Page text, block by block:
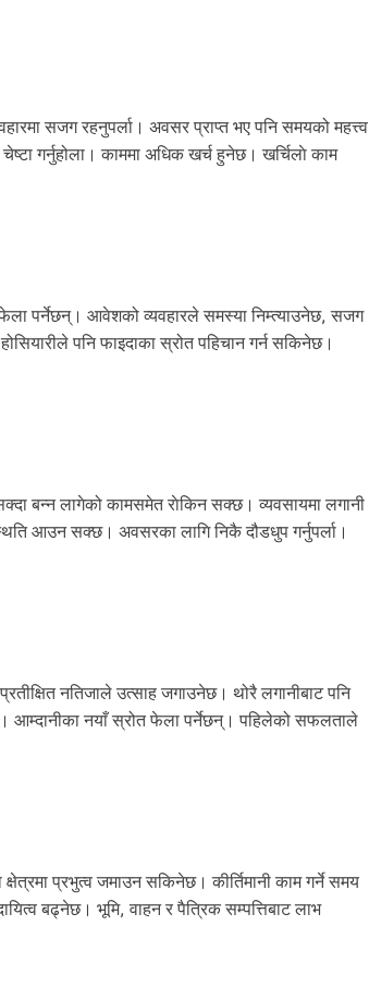
सजग रहनुपर्ला। अवसर प्राप्त भए पनि समयको महत्त्व
गर्नुहोला। काममा अधिक खर्च हुनेछ। खर्चिलाे काम
पर्नेछन्। आवेशको व्यवहारले समस्या निम्त्याउनेछ, सजग
पनि फाइदाका स्रोत पहिचान गर्न सकिनेछ।
बन्न लागेको कामसमेत राेकिन सक्छ। व्यवसायमा लगानी
आउन सक्छ। अवसरका लागि निकै दौडधुप गर्नुपर्ला।
नतिजाले उत्साह जगाउनेछ। थोरै लगानीबाट पनि
आम्दानीका नयाँ स्रोत फेला पर्नेछन्। पहिलेको सफलताले
प्रभुत्व जमाउन सकिनेछ। कीर्तिमानी काम गर्ने समय
बढ्नेछ। भूमि, वाहन र पैत्रिक सम्पत्तिबाट लाभ